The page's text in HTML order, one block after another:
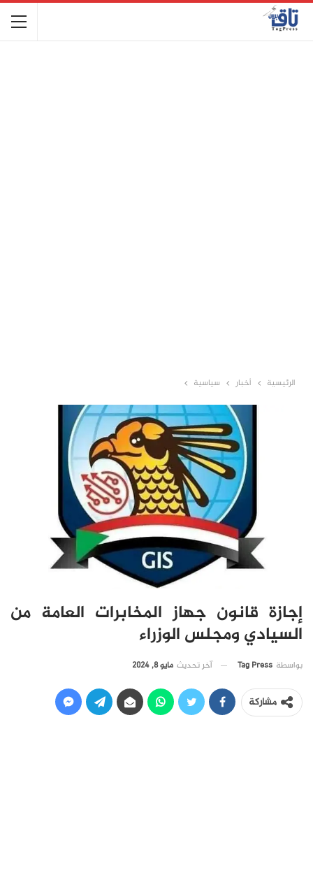
الرئيسية أخبار سياسية
إجازة قانون جهاز المخابرات العامة من
السيادي ومجلس الوزراء
بواسطة Tag Press آخر تحديث مايو 8, 2024
مشاركة